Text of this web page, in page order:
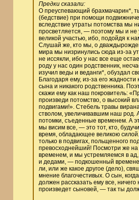
Предки сказали:
О преуспевающий брахмачарин*,
(бедствие) при помощи
вследствие утраты потомства мы
просветляется, — поэтому мы и не
великой участью, ибо, подойдя к
Слушай же, кто мы, о
мира мы низринулись сюда из-за
не иссякли, ибо у нас все еще
роду у нас один родственник,
изучил веды и веданги*, обуздал
Благодаря ему, из-за его
сына и никакого родственника.
скажи ему как наш покровитель:
произведи потомство, о высокий
подвигами!». Стебель травы
стволом, увеличивавшим наш род.
потомки, съеденные временем. А
мы висим все, — это тот, кто,
время, обладающее великою
только в подвигах, польщенного
превосходнейший! Посмотри же
временем, и мы устремляемся в
и дедами, — подкошенный
ли, или же какое другое (дело),
мнение благочестивых. О сын,
должен рассказать ему все,
произведет сыновей, — так ты